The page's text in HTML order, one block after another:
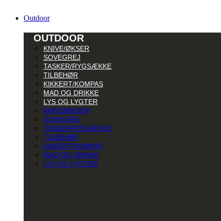
Outdoor
OUTDOOR
KNIVE/ØKSER
SOVEGREJ
TASKER/RYGSÆKKE
TILBEHØR
KIKKERT/KOMPAS
MAD OG DRIKKE
LYS OG LYGTER
KNIVE/ØKSER
SOVEGREJ
TASKER/RYGSÆKKE
TILBEHØR
KIKKERT/KOMPAS
MAD OG DRIKKE
LYS OG LYGTER